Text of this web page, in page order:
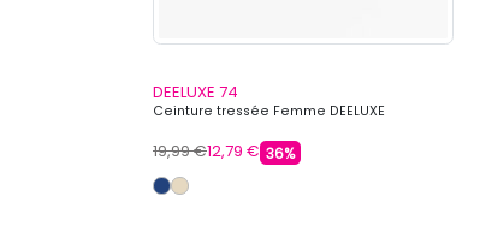
DEELUXE 74
Ceinture tressée Femme DEELUXE
19,99 €12,79 € 36%